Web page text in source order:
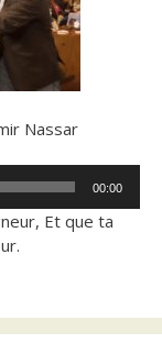
Nassar
00:00
Et que ta